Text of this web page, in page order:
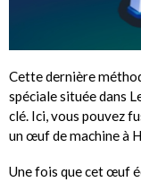
Cette dernière
spéciale située dans
clé. Ici, vous pouvez
un œuf de machine à
Une fois que cet œuf